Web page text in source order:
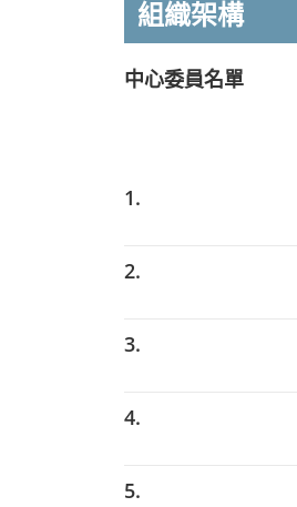
組織架構
中心委員名單
1.
2.
3.
4.
5.